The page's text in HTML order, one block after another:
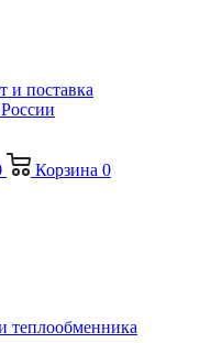
Корзина 0
теплообменника